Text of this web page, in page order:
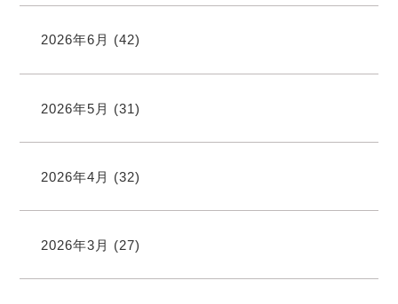
2026年6月 (42)
2026年5月 (31)
2026年4月 (32)
2026年3月 (27)